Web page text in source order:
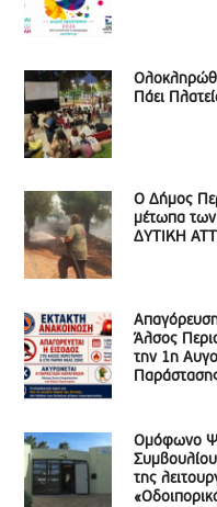
Πάει
Ο Δήμος
μέτωπα
ΔΥΤΙΚΗ
Άλσος
την 1η
Ομόφωνο
της